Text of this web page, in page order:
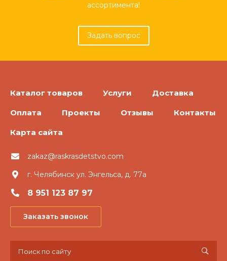
ассортимента!
Задать вопрос
Каталог товаров Услуги Доставка
Оплата Проекты Отзывы Контакты
Карта сайта
zakaz@raskrasdetstvo.com
г. Челябинск ул. Энгельса, д. 77а
8 951 123 87 97
Заказать звонок